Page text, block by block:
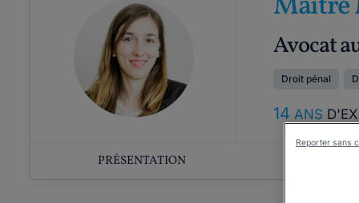
Avocat
Droit pénal
14 ANS
PRÉSENTATION
Reporter sans